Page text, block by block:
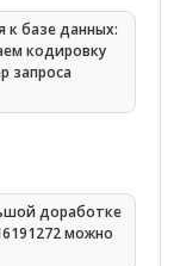
к базе данных:
кодировку
запроса
доработке
можно